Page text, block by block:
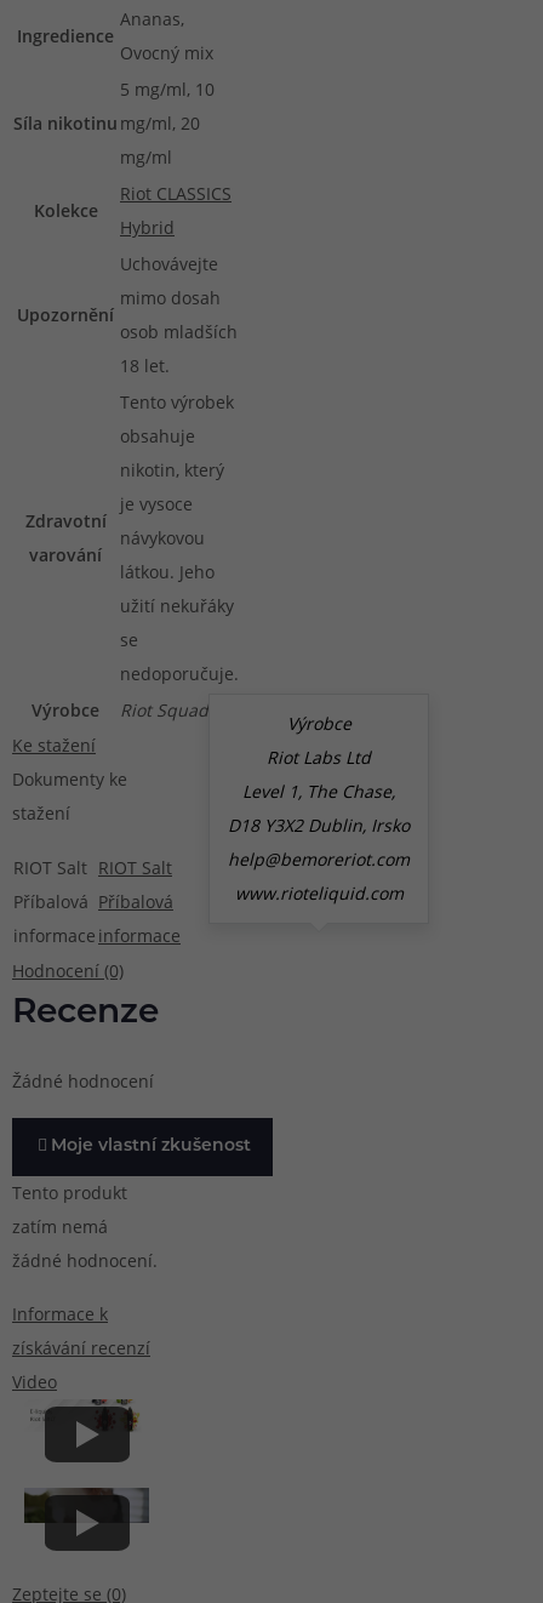
Ingredience
Ananas,
Ovocný mix
Síla nikotinu
5 mg/ml, 10
mg/ml, 20
mg/ml
Kolekce
Riot CLASSICS
Hybrid
Upozornění
Uchovávejte
mimo dosah
osob mladších
18 let.
Zdravotní
varování
Tento výrobek
obsahuje
nikotin, který
je vysoce
návykovou
látkou. Jeho
užití nekuřáky
se
nedoporučuje.
Výrobce
Riot Squad
Výrobce
Riot Labs Ltd
Level 1, The Chase,
D18 Y3X2 Dublin, Irsko
help@bemoreriot.com
www.rioteliquid.com
Ke stažení
Dokumenty ke
stažení
RIOT Salt
Příbalová
informace
RIOT Salt
Příbalová
informace
Hodnocení (0)
Recenze
Žádné hodnocení
Moje vlastní zkušenost
Tento produkt
zatím nemá
žádné hodnocení.
Informace k
získávání recenzí
Video
Zeptejte se (0)